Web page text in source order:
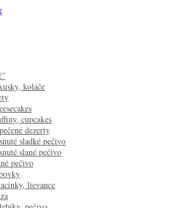
koláče
cupcakes
dezerty
sladké pečivo
slané pečivo
pečivo
lievance